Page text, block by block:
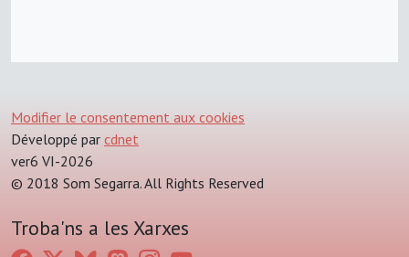
Modifier le consentement aux cookies
Développé par cdnet
ver6 VI-2026
© 2018 Som Segarra. All Rights Reserved
Troba'ns a les Xarxes